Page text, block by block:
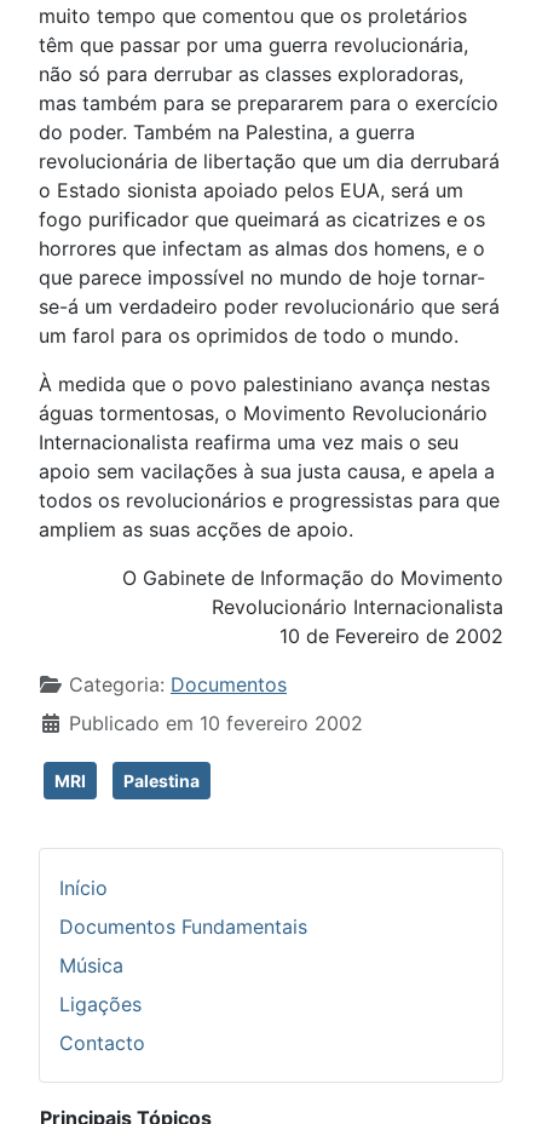
muito tempo que comentou que os proletários
têm que passar por uma guerra revolucionária,
não só para derrubar as classes exploradoras,
mas também para se prepararem para o exercício
do poder. Também na Palestina, a guerra
revolucionária de libertação que um dia derrubará
o Estado sionista apoiado pelos EUA, será um
fogo purificador que queimará as cicatrizes e os
horrores que infectam as almas dos homens, e o
que parece impossível no mundo de hoje tornar-
se-á um verdadeiro poder revolucionário que será
um farol para os oprimidos de todo o mundo.
À medida que o povo palestiniano avança nestas
águas tormentosas, o Movimento Revolucionário
Internacionalista reafirma uma vez mais o seu
apoio sem vacilações à sua justa causa, e apela a
todos os revolucionários e progressistas para que
ampliem as suas acções de apoio.
O Gabinete de Informação do Movimento
Revolucionário Internacionalista
10 de Fevereiro de 2002
Detalhes
Categoria: Documentos
Publicado em 10 fevereiro 2002
MRI Palestina
Início
Documentos Fundamentais
Música
Ligações
Contacto
Principais Tópicos